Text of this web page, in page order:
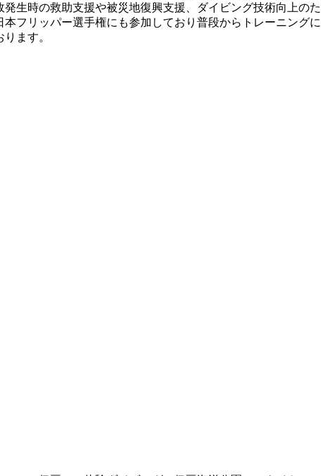
生時の救助支援や被災地復興支援、ダイビング技術向上のた
フリッパー選手権にも参加しており普段からトレーニングに
ます。